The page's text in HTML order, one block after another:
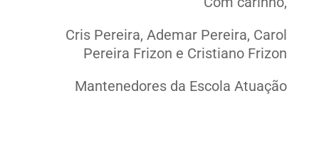
Cris Pereira, Ademar Pereira, Carol
Pereira Frizon e Cristiano Frizon
Mantenedores da Escola Atuação